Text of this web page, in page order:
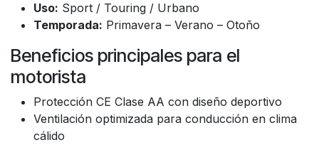
Uso: Sport / Touring / Urbano
Temporada: Primavera – Verano – Otoño
Beneficios principales para el
motorista
Protección CE Clase AA con diseño deportivo
Ventilación optimizada para conducción en clima
cálido